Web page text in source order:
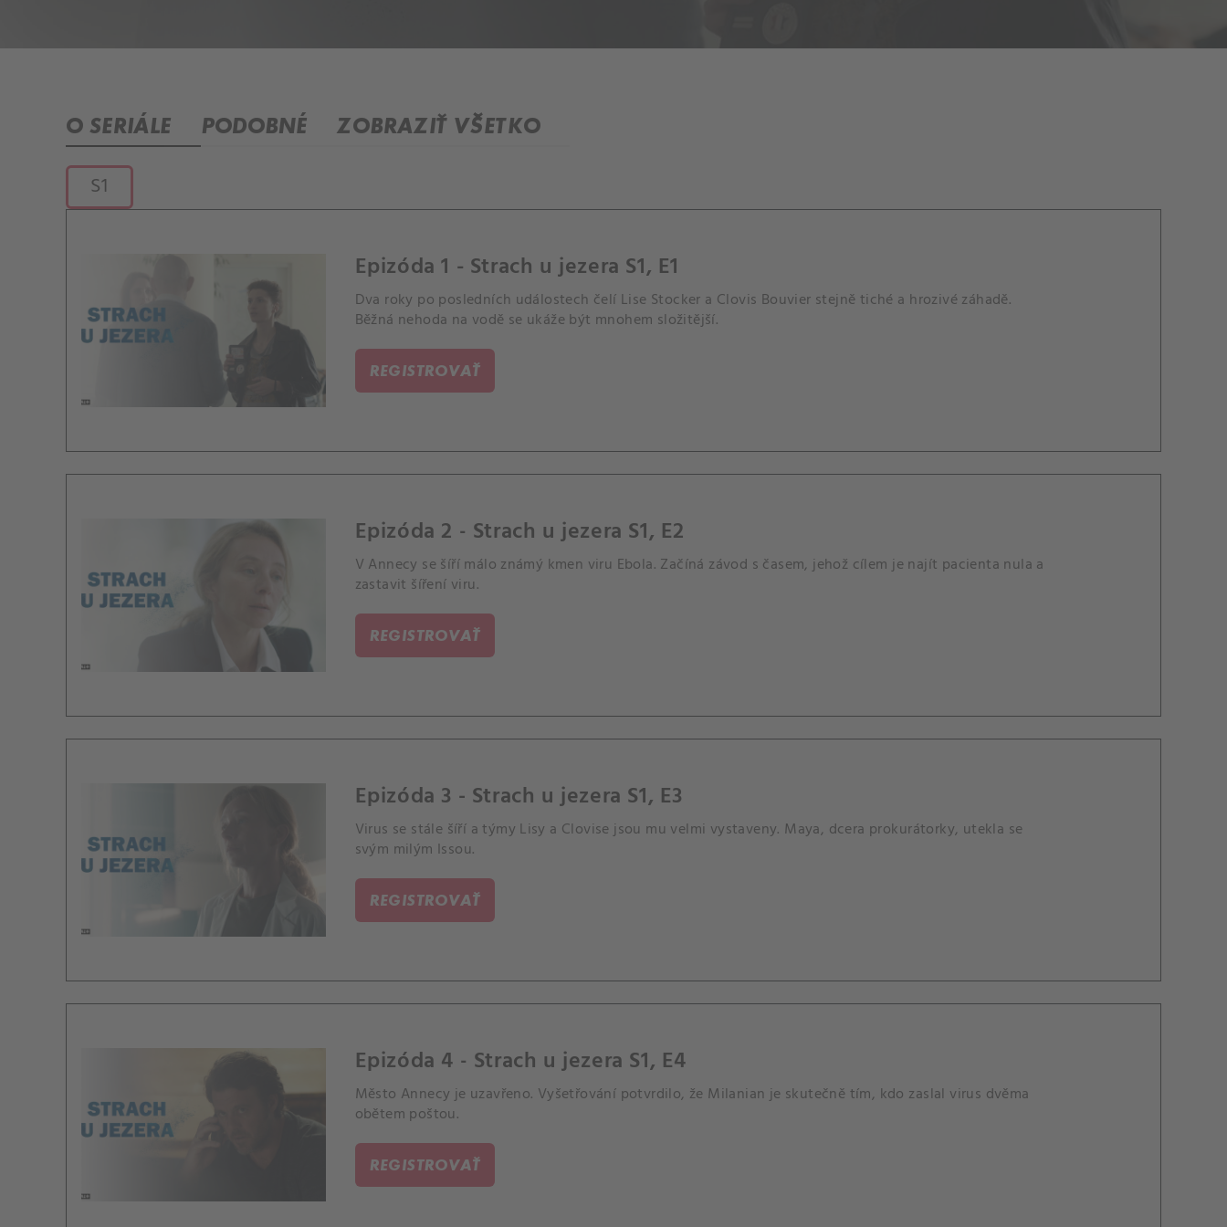
O SERIÁLE PODOBNÉ ZOBRAZIŤ VŠETKO
S1
Epizóda 1 - Strach u jezera S1, E1
Dva roky po posledních událostech čelí Lise Stocker a Clovis Bouvier stejně tiché a hrozivé záhadě.
Běžná nehoda na vodě se ukáže být mnohem složitější.
REGISTROVAŤ
Epizóda 2 - Strach u jezera S1, E2
V Annecy se šíří málo známý kmen viru Ebola. Začíná závod s časem, jehož cílem je najít pacienta nula a
zastavit šíření viru.
REGISTROVAŤ
Epizóda 3 - Strach u jezera S1, E3
Virus se stále šíří a týmy Lisy a Clovise jsou mu velmi vystaveny. Maya, dcera prokurátorky, utekla se
svým milým Issou.
REGISTROVAŤ
Epizóda 4 - Strach u jezera S1, E4
Město Annecy je uzavřeno. Vyšetřování potvrdilo, že Milanian je skutečně tím, kdo zaslal virus dvěma
obětem poštou.
REGISTROVAŤ